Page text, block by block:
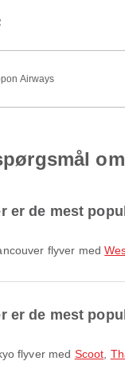
Airways
er de mest
flyver med
er de mest
flyver med Scoot